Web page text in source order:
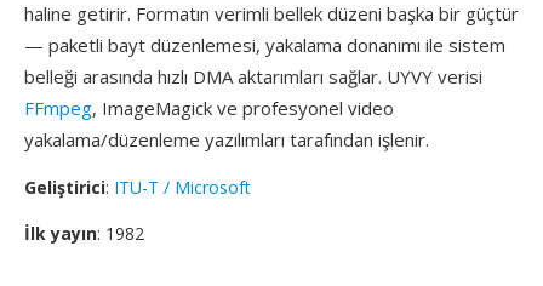
haline getirir. Formatın verimli bellek düzeni başka bir güçtür
— paketli bayt düzenlemesi, yakalama donanımı ile sistem
belleği arasında hızlı DMA aktarımları sağlar. UYVY verisi
FFmpeg, ImageMagick ve profesyonel video
yakalama/düzenleme yazılımları tarafından işlenir.
Geliştirici: ITU-T / Microsoft
İlk yayın: 1982